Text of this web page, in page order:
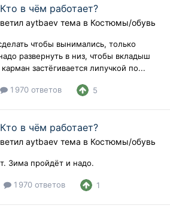
в чём работает?
aytbaev тема в Костюмы/обувь
чтобы вынимались, только
развернуть в низ, чтобы вкладыш
застёгивается липучкой по...
1 970 ответов 5
в чём работает?
aytbaev тема в Костюмы/обувь
Зима пройдёт и надо.
1 970 ответов 1